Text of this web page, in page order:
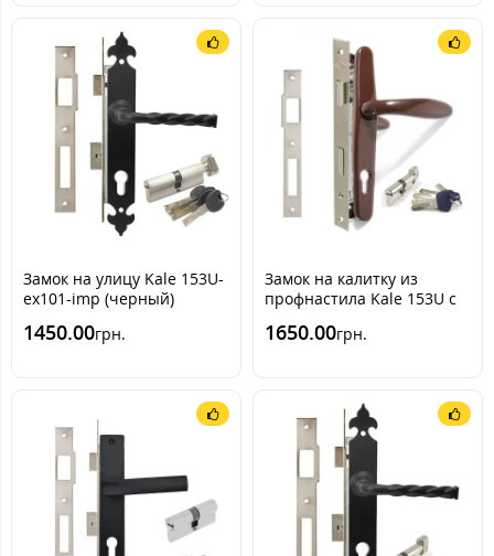
Замок на улицу Kale 153U-
ex101-imp (черный)
1450.00грн.
Замок на калитку из
профнастила Kale 153U с
[Шоколадно-коричневый]
1650.00грн.